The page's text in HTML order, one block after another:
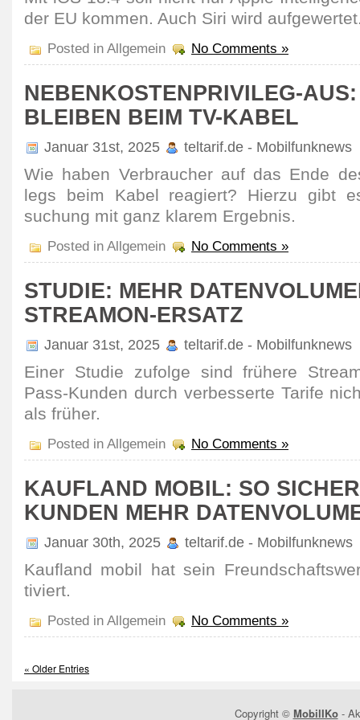
der EU kommen. Auch Siri wird
Posted in Allgemein No Comments »
NEBENKOSTENPRIVILEG-
BLEIBEN BEIM TV-KABEL
Januar 31st, 2025 teltarif.de - Mobilfunknews
Wie haben Verbrau­cher auf das Ende
legs beim Kabel reagiert? Hierzu gibt
suchung mit ganz klarem Ergebnis.
Posted in Allgemein No Comments »
STUDIE: MEHR
STREAMON-ERSATZ
Januar 31st, 2025 teltarif.de - Mobilfunknews
Einer Studie zufolge sind frühere
Pass-Kunden durch verbes­serte Tarife
als früher.
Posted in Allgemein No Comments »
KAUFLAND MOBIL: SO
KUNDEN MEHR
Januar 30th, 2025 teltarif.de - Mobilfunknews
Kaufland mobil hat sein
tiviert.
Posted in Allgemein No Comments »
« Older Entries
Copyright © MobilIKo-